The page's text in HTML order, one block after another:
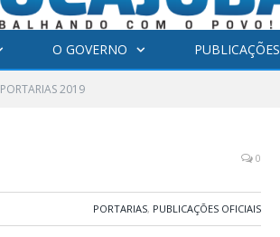
O GOVERNO PUBLICAÇÕES
PORTARIAS 2019
0
PORTARIAS, PUBLICAÇÕES OFICIAIS